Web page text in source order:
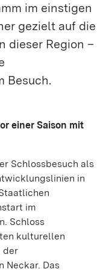
im einstigen
gezielt auf die
dieser Region –
Besuch.
einer Saison mit
Schlossbesuch als
in
im
Schloss
kulturellen
der
Neckar. Das